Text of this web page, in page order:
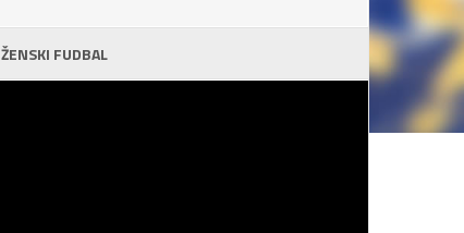
ŽENSKI FUDBAL